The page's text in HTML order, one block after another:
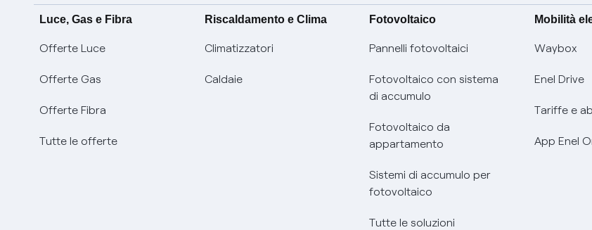
Luce, Gas e Fibra
Offerte Luce
Offerte Gas
Offerte Fibra
Tutte le offerte
Riscaldamento e Clima
Climatizzatori
Caldaie
Fotovoltaico
Pannelli fotovoltaici
Fotovoltaico con sistema
di accumulo
Fotovoltaico da
appartamento
Sistemi di accumulo per
fotovoltaico
Tutte le soluzioni
Mobilità
Waybox
Enel Drive
Tariffe e
App Enel